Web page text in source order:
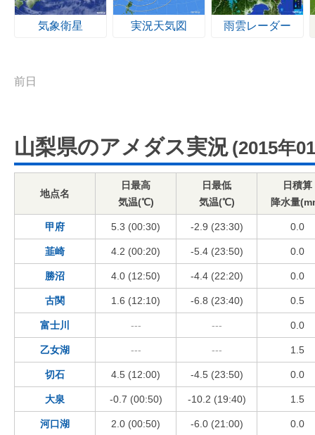
気象衛星 実況天気図 雨雲レーダー
前日
山梨県のアメダス実況 (2015年
地点名
日最高
気温(℃)
日最低
気温(℃)
日積算
降水量
甲府 5.3 (00:30) -2.9 (23:30) 0.0
韮崎 4.2 (00:20) -5.4 (23:50) 0.0
勝沼 4.0 (12:50) -4.4 (22:20) 0.0
古関 1.6 (12:10) -6.8 (23:40) 0.5
富士川 --- --- 0.0
乙女湖 --- --- 1.5
切石 4.5 (12:00) -4.5 (23:50) 0.0
大泉 -0.7 (00:50) -10.2 (19:40) 1.5
河口湖 2.0 (00:50) -6.0 (21:00) 0.0